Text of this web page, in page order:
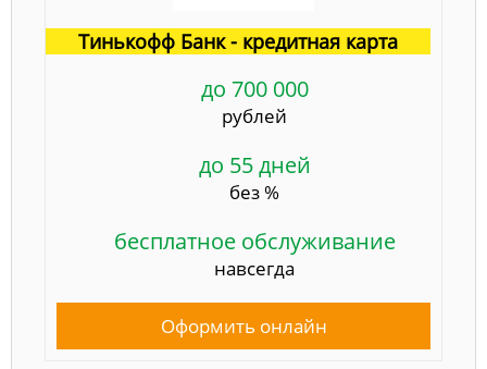
Тинькофф Банк - кредитная карта
до 700 000
рублей
до 55 дней
без %
бесплатное обслуживание
навсегда
Оформить онлайн